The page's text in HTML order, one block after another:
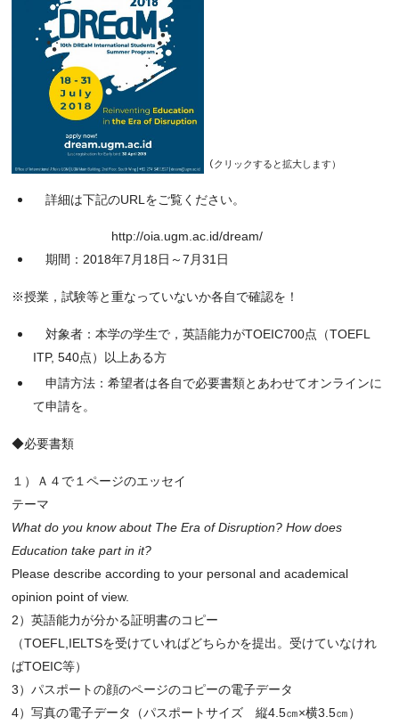
（クリックすると拡大します）
詳細は下記のURLをご覧ください。
http://oia.ugm.ac.id/dream/
期間：2018年7月18日～7月31日
※授業，試験等と重なっていないか各自で確認を！
対象者：本学の学生で，英語能力がTOEIC700点（TOEFL
ITP, 540点）以上ある方
申請方法：希望者は各自で必要書類とあわせてオンラインに
て申請を。
◆必要書類
１）Ａ４で１ページのエッセイ
テーマ
What do you know about The Era of Disruption? How does
Educationtake part in it?
Please describe according to your personal and academical
opinion point of view.
2）英語能力が分かる証明書のコピー
（TOEFL,IELTSを受けていればどちらかを提出。受けていなけれ
ばTOEIC等）
3）パスポートの顔のページのコピーの電子データ
4）写真の電子データ（パスポートサイズ 縦4.5㎝×横3.5㎝）